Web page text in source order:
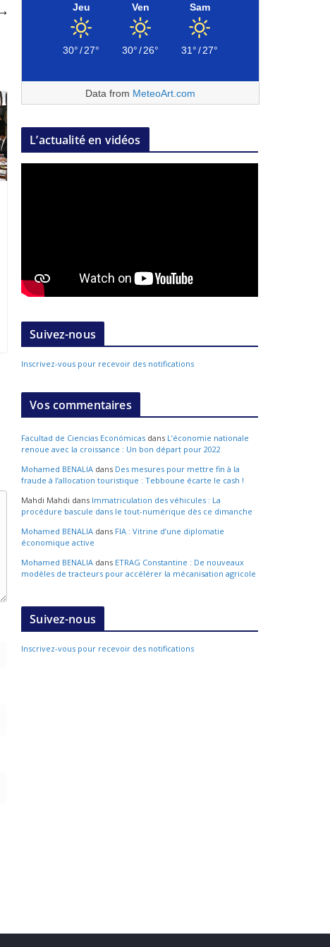
Jeu
30°/27°
Ven
30°/26°
Sam
31°/27°
Data from MeteoArt.com
L’actualité en vidéos
Suivez-nous
Inscrivez-vous pour recevoir des notifications
Vos commentaires
Facultad de Ciencias Económicas dans L’économie nationale
renoue avec la croissance : Un bon départ pour 2022
Mohamed BENALIA dans Des mesures pour mettre fin à la
fraude à l’allocation touristique : Tebboune écarte le cash !
Mahdi Mahdi dans Immatriculation des véhicules : La
procédure bascule dans le tout-numérique dès ce dimanche
Mohamed BENALIA dans FIA : Vitrine d’une diplomatie
économique active
Mohamed BENALIA dans ETRAG Constantine : De nouveaux
modèles de tracteurs pour accélérer la mécanisation agricole
Suivez-nous
Inscrivez-vous pour recevoir des notifications